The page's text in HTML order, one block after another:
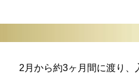
2月から約3ヶ月間に渡り、